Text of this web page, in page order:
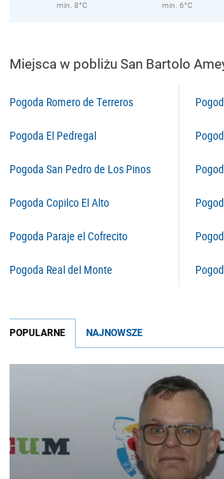
min. 8°C
min. 6°C
Miejsca w pobliżu San Bartolo
Pogoda Romero de Terreros
Pogoda El Pedregal
Pogoda San Pedro de Los Pinos
Pogoda Copilco El Alto
Pogoda Paraje el Cofrecito
Pogoda Real del Monte
POPULARNE NAJNOWSZE